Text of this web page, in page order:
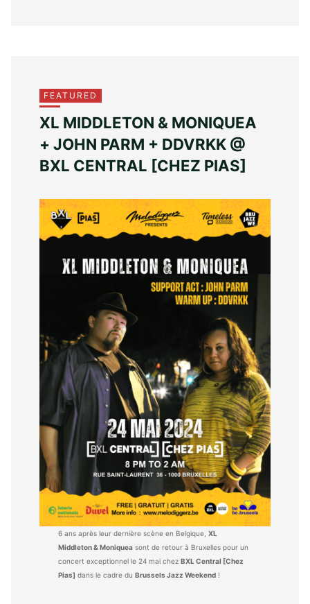
FEATURED
XL MIDDLETON & MONIQUEA
+ JOHN PARM + DDVRKK @
BXL CENTRAL [CHEZ PIAS]
6 ans après leur dernière scène en Belgique, XL
Middleton & Moniqueasont de retour à Bruxelles pour un
concert exceptionnel le 24 mai chez BXL Central [Chez
Pias] dans le cadre du Brussels Jazz Weekend!